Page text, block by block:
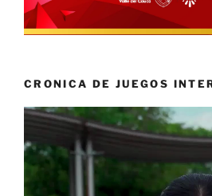
CRONICA DE JUEGOS
Reproductor
vídeo